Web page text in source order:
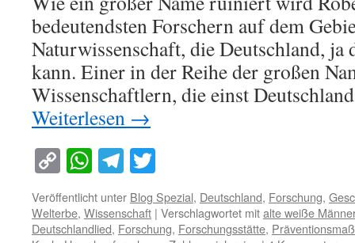
bedeutendsten Forschern auf dem
Naturwissenschaft, die Deutschland, ja
kann. Einer in der Reihe der großen
Wissenschaftlern, die einst
Weiterlesen →
Copy
Link
WhatsApp
Telegram
Veröffentlicht unter Blog Spezial, Deutschland, Forschung,
Welterbe, Wissenschaft | Verschlagwortet mitalte weiße Männer
Deutschlandlied, Forschung, Forschungsstätte,